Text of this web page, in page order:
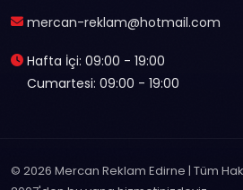
mercan-reklam@hotmail.com
Hafta İçi: 09:00 - 19:00
Cumartesi: 09:00 - 19:00
© 2026 Mercan Reklam Edirne | Tüm